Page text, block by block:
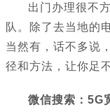
出门办理很不
队。除了去当地的
当然有，话不多说
径和方法，让你足
微信搜索：5G